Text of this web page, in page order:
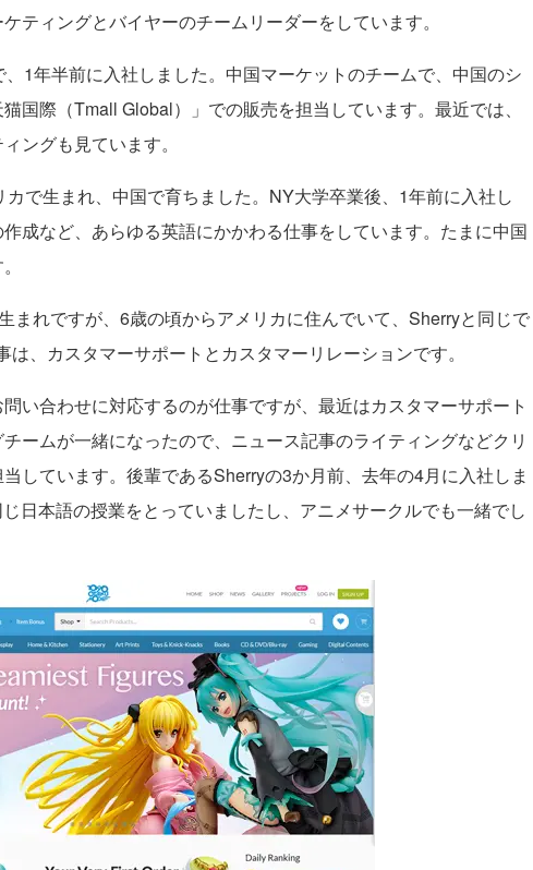
ティングとバイヤーのチームリーダーをしています。
1年半前に入社しました。中国マーケットのチームで、中国のシ
国際（Tmall Global）」での販売を担当しています。最近では、
ングも見ています。
で生まれ、中国で育ちました。NY大学卒業後、1年前に入社し
成など、あらゆる英語にかかわる仕事をしています。たまに中国
まれですが、6歳の頃からアメリカに住んでいて、Sherryと同じで
は、カスタマーサポートとカスタマーリレーションです。
い合わせに対応するのが仕事ですが、最近はカスタマーサポート
ームが一緒になったので、ニュース記事のライティングなどクリ
しています。後輩であるSherryの3か月前、去年の4月に入社しま
日本語の授業をとっていましたし、アニメサークルでも一緒でし